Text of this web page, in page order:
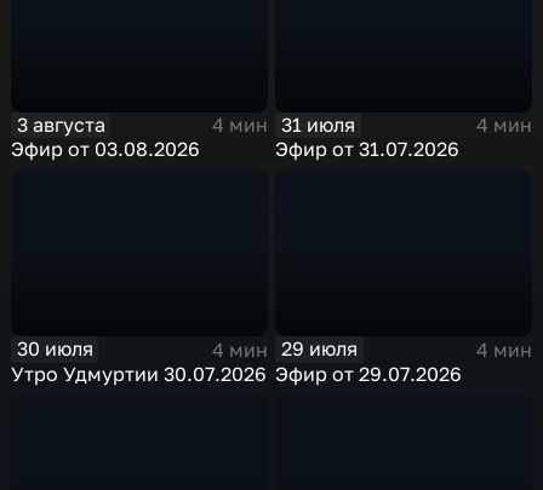
3 августа
4 мин
Эфир от 03.08.2026
31 июля
4 мин
Эфир от 31.07.2026
30 июля
4 мин
Утро Удмуртии 30.07.2026
29 июля
4 мин
Эфир от 29.07.2026